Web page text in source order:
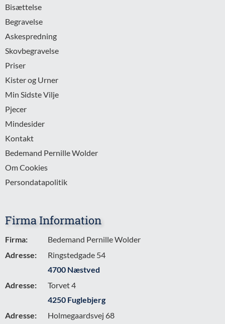
Bisættelse
Begravelse
Askespredning
Skovbegravelse
Priser
Kister og Urner
Min Sidste Vilje
Pjecer
Mindesider
Kontakt
Bedemand Pernille Wolder
Om Cookies
Persondatapolitik
Firma Information
Firma:
Bedemand Pernille Wolder
Adresse:
Ringstedgade 54
4700 Næstved
Adresse:
Torvet 4
4250 Fuglebjerg
Adresse:
Holmegaardsvej 68